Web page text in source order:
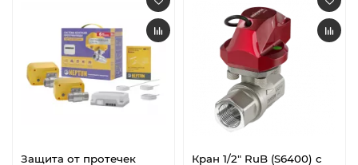
Защита от протечек
Кран 1/2″ RuB (S6400) c